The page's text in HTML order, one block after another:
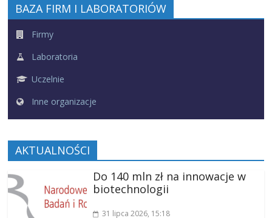
BAZA FIRM I LABORATORIÓW
Firmy
Laboratoria
Uczelnie
Inne organizacje
AKTUALNOŚCI
Do 140 mln zł na innowacje w
biotechnologii
31 lipca 2026, 15:18